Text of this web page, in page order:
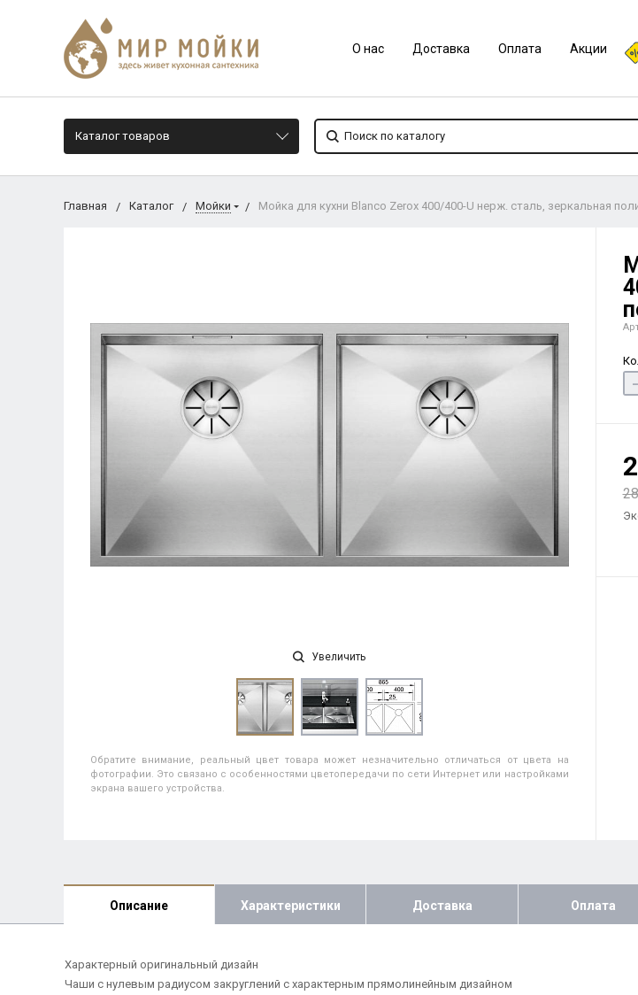
О нас Доставка Оплата Акции
Каталог товаров
Главная Каталог Мойки Мойка для кухни Blanco Zerox 400/400-U нерж. сталь, зеркальная
Увеличить
Обратите внимание, реальный цвет товара может незначительно отличаться от цвета на
фотографии. Это связано с особенностями цветопередачи по сети Интернет или настройками
экрана вашего устройства.
-
Описание Характеристики Доставка Оплата
Характерный оригинальный дизайн
Чаши с нулевым радиусом закруглений с характерным прямолинейным дизайном